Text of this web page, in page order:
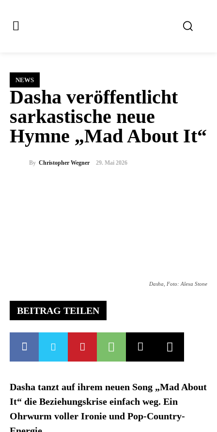
NEWS
Dasha veröffentlicht
sarkastische neue
Hymne „Mad About It“
By Christopher Wegner 29. Mai 2026
Dasha, Foto: Alexa Stone
BEITRAG TEILEN
Dasha tanzt auf ihrem neuen Song „Mad About
It“ die Beziehungskrise einfach weg. Ein
Ohrwurm voller Ironie und Pop-Country-